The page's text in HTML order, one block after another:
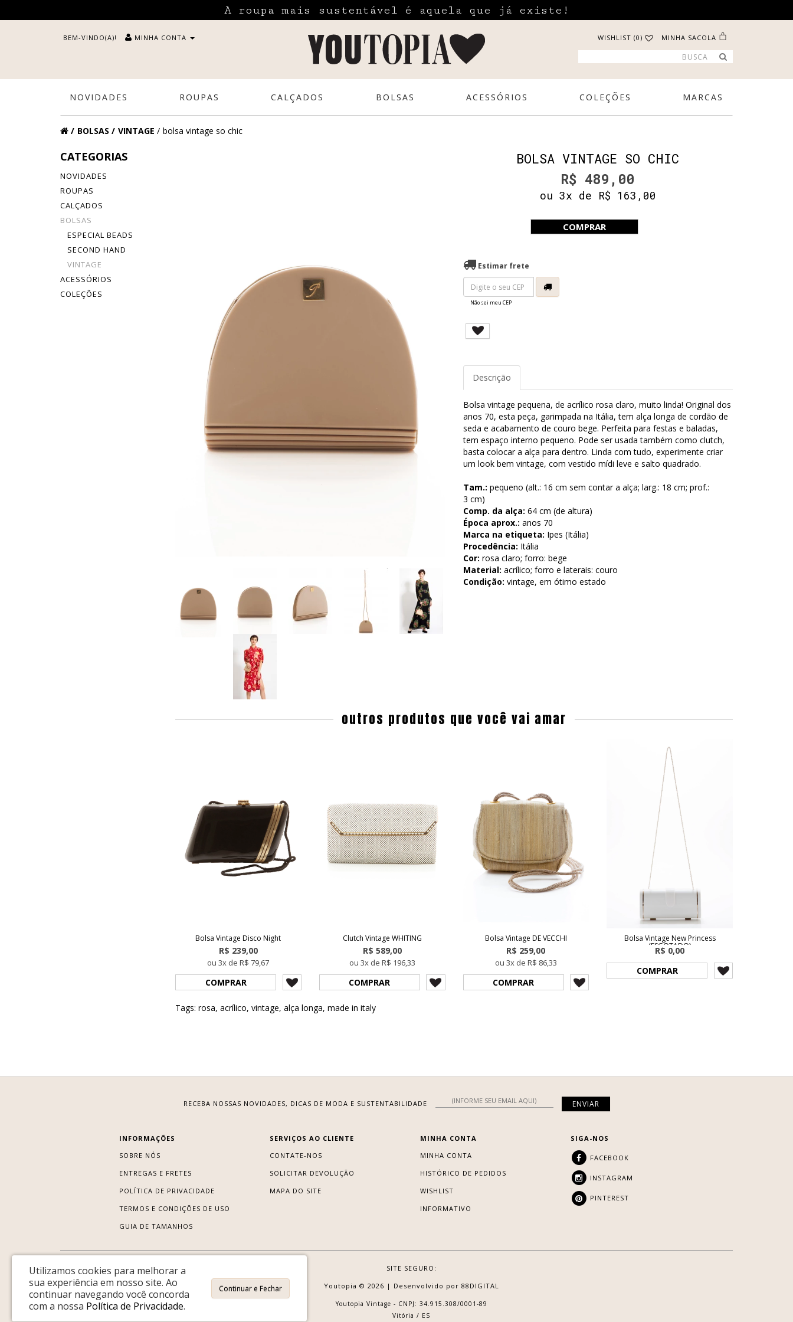
A roupa mais sustentável é aquela que já existe!
BEM-VINDO(A)! MINHA CONTA WISHLIST (0) MINHA SACOLA
NOVIDADES ROUPAS CALÇADOS BOLSAS ACESSÓRIOS COLEÇÕES MARCAS
BOLSAS VINTAGE bolsa vintage so chic
CATEGORIAS
NOVIDADES
ROUPAS
CALÇADOS
BOLSAS
ESPECIAL BEADS
SECOND HAND
VINTAGE
ACESSÓRIOS
COLEÇÕES
BOLSA VINTAGE SO CHIC
R$ 489,00
ou 3x de R$ 163,00
COMPRAR
Estimar frete
Não sei meu CEP
Descrição
Bolsa vintage pequena, de acrílico rosa claro, muito linda! Original dos
anos 70, esta peça, garimpada na Itália, tem alça longa de cordão de
seda e acabamento de couro bege. Perfeita para festas e baladas,
tem espaço interno pequeno. Pode ser usada também como clutch,
basta colocar a alça para dentro. Linda com tudo, experimente criar
um look bem vintage, com vestido mídi leve e salto quadrado.
Tam.: pequeno (alt.: 16 cm sem contar a alça; larg.: 18 cm; prof.:
3 cm)
Comp. da alça: 64 cm (de altura)
Época aprox.: anos 70
Marca na etiqueta: Ipes (Itália)
Procedência: Itália
Cor: rosa claro; forro: bege
Material: acrílico; forro e laterais: couro
Condição: vintage, em ótimo estado
outros produtos que você vai amar
Bolsa Vintage Disco Night
R$ 239,00
ou 3x de R$ 79,67
COMPRAR
Clutch Vintage WHITING
R$ 589,00
ou 3x de R$ 196,33
COMPRAR
Bolsa Vintage DE VECCHI
R$ 259,00
ou 3x de R$ 86,33
COMPRAR
Bolsa Vintage New Princess
(ESGOTADO)
R$ 0,00
COMPRAR
Tags: rosa, acrílico, vintage, alça longa, made in italy
RECEBA NOSSAS NOVIDADES, DICAS DE MODA E SUSTENTABILIDADE
INFORMAÇÕES
SOBRE NÓS
ENTREGAS E FRETES
POLÍTICA DE PRIVACIDADE
TERMOS E CONDIÇÕES DE USO
GUIA DE TAMANHOS
SERVIÇOS AO CLIENTE
CONTATE-NOS
SOLICITAR DEVOLUÇÃO
MAPA DO SITE
MINHA CONTA
MINHA CONTA
HISTÓRICO DE PEDIDOS
WISHLIST
INFORMATIVO
SIGA-NOS
FACEBOOK
INSTAGRAM
PINTEREST
SITE SEGURO:
Youtopia © 2026 | Desenvolvido por 88DIGITAL
Youtopia Vintage - CNPJ: 34.915.308/0001-89
Vitória / ES
Utilizamos cookies para melhorar a
sua experiência em nosso site. Ao
continuar navegando você concorda
com a nossa Política de Privacidade.
Continuar e Fechar